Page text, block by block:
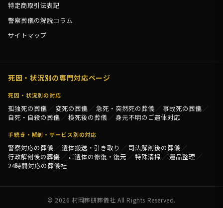
特定商取引法表記
警察葬儀の解説コラム
サイトマップ
死因・状況別の専門対応ページ
死因・状況別の対応
孤独死の葬儀 変死の葬儀 急死・突然死の葬儀
事故死の葬儀
自死・自殺の葬儀
検死後の葬儀 身元不明のご遺体対応
手続き・解剖・サービス別の対応
警察対応の葬儀 遺体搬送・引き取り
司法解剖後の葬儀
行政解剖後の葬儀
ご遺体の修復・復元 特殊清掃
遺品整理
24時間対応の葬儀社
© 2026 村岡葬研葬儀社 All Rights Reserved.